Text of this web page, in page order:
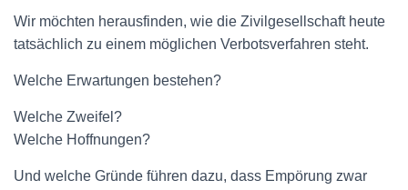
Wir möchten herausfinden, wie die Zivilgesellschaft heute
tatsächlich zu einem möglichen Verbotsverfahren steht.
Welche Erwartungen bestehen?
Welche Zweifel?
Welche Hoffnungen?
Und welche Gründe führen dazu, dass Empörung zwar